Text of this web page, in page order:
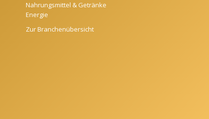
Nahrungsmittel & Getränke
Energie
Zur Branchenübersicht